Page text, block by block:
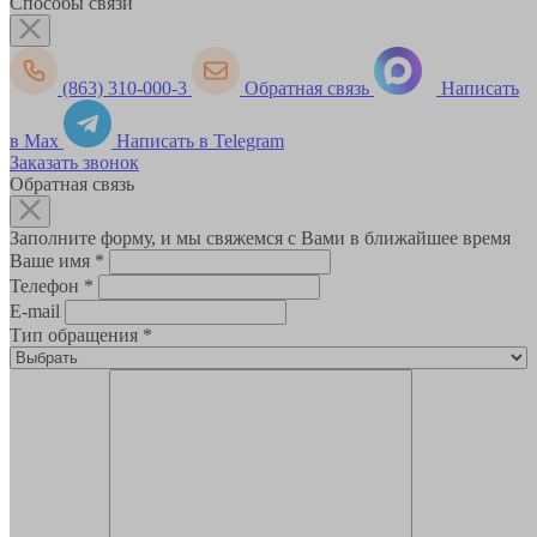
(863) 310-000-3 Обратная связь Написать
в Max
Написать в Telegram
Заказать звонок
Обратная связь
Заполните форму, и мы свяжемся с Вами в ближайшее время
Ваше имя *
Телефон *
E-mail
Тип обращения *